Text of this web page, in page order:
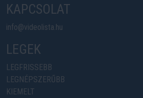
KAPCSOLAT
info@videolista.hu
LEGEK
LEGFRISSEBB
LEGNÉPSZERŰBB
KIEMELT